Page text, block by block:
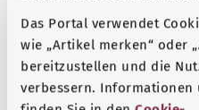
Das Portal verwendet
wie „Artikel merken“ oder
bereitzustellen und die
verbessern.
Mehr erfahren